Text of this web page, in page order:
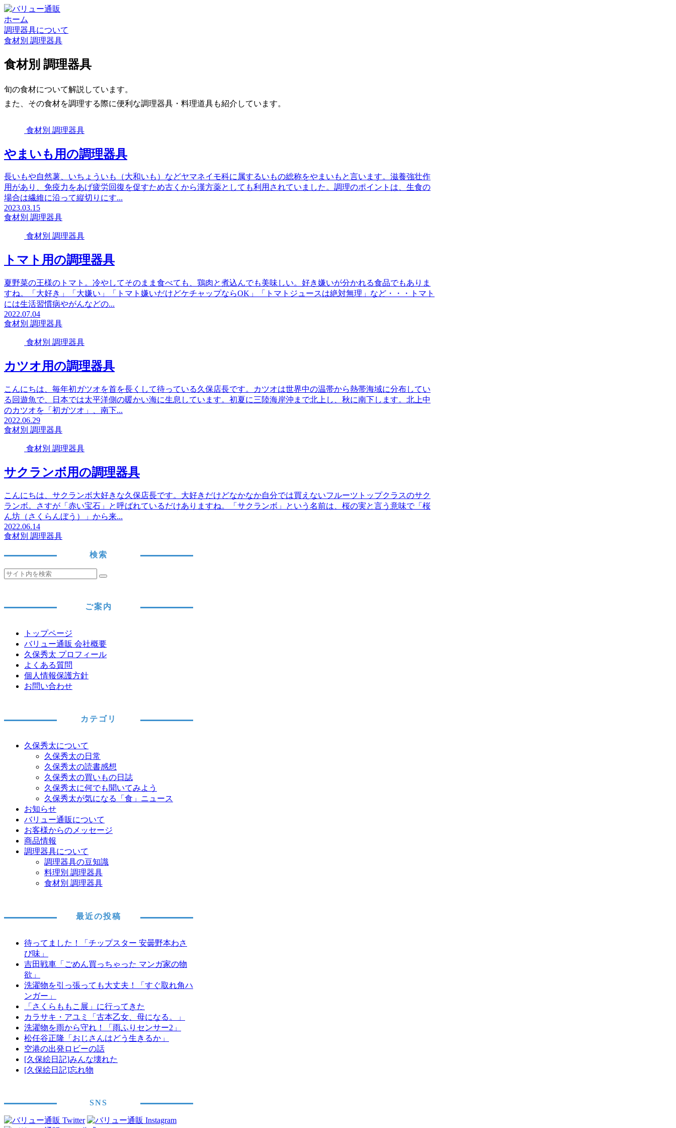
ホーム
調理器具について
食材別 調理器具
食材別 調理器具
旬の食材について解説しています。
また、その食材を調理する際に便利な調理器具・料理道具も紹介しています。
食材別 調理器具
やまいも用の調理器具
長いもや自然薯、いちょういも（大和いも）などヤマネイモ科に属するいもの総称をやまいもと言います。滋養強壮作
用があり、免疫力をあげ疲労回復を促すため古くから漢方薬としても利用されていました。調理のポイントは、生食の
場合は繊維に沿って縦切りにす...
2023.03.15
食材別 調理器具
食材別 調理器具
トマト用の調理器具
夏野菜の王様のトマト。冷やしてそのまま食べても、鶏肉と煮込んでも美味しい。好き嫌いが分かれる食品でもありま
すね。「大好き」「大嫌い」「トマト嫌いだけどケチャップならOK」「トマトジュースは絶対無理」など・・・トマト
には生活習慣病やがんなどの...
2022.07.04
食材別 調理器具
食材別 調理器具
カツオ用の調理器具
こんにちは、毎年初ガツオを首を長くして待っている久保店長です。カツオは世界中の温帯から熱帯海域に分布してい
る回遊魚で、日本では太平洋側の暖かい海に生息しています。初夏に三陸海岸沖まで北上し、秋に南下します。北上中
のカツオを「初ガツオ」、南下...
2022.06.29
食材別 調理器具
食材別 調理器具
サクランボ用の調理器具
こんにちは、サクランボ大好きな久保店長です。大好きだけどなかなか自分では買えないフルーツトップクラスのサク
ランボ。さすが「赤い宝石」と呼ばれているだけありますね。「サクランボ」という名前は、桜の実と言う意味で「桜
ん坊（さくらんぼう）」から来...
2022.06.14
食材別 調理器具
検索
ご案内
トップページ
バリュー通販 会社概要
久保秀太 プロフィール
よくある質問
個人情報保護方針
お問い合わせ
カテゴリ
久保秀太について
久保秀太の日常
久保秀太の読書感想
久保秀太の買いもの日誌
久保秀太に何でも聞いてみよう
久保秀太が気になる「食」ニュース
お知らせ
バリュー通販について
お客様からのメッセージ
商品情報
調理器具について
調理器具の豆知識
料理別 調理器具
食材別 調理器具
最近の投稿
待ってました！「チップスター 安曇野本わさ
び味」
吉田戦車「ごめん買っちゃった マンガ家の物
欲」
洗濯物を引っ張っても大丈夫！「すぐ取れ角ハ
ンガー」
「さくらももこ展」に行ってきた
カラサキ・アユミ「古本乙女、母になる。」
洗濯物を雨から守れ！「雨ふりセンサー2」
松任谷正隆「おじさんはどう生きるか」
空港の出発ロビーの話
[久保絵日記]みんな壊れた
[久保絵日記]忘れ物
SNS